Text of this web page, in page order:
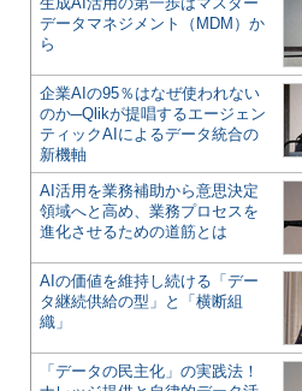
データマネジメント（MDM）か
ら
企業AIの95％はなぜ使われない
のか─Qlikが提唱するエージェン
ティックAIによるデータ統合の
新機軸
AI活用を業務補助から意思決定
領域へと高め、業務プロセスを
進化させるための道筋とは
AIの価値を維持し続ける「デー
タ継続供給の型」と「横断組
織」
「データの民主化」の実践法！